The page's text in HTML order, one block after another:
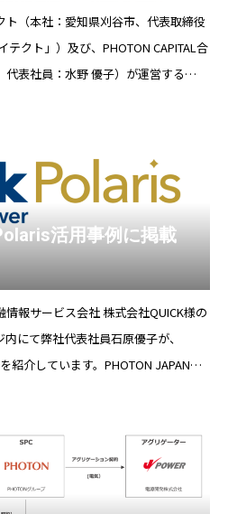
ト（本社：愛知県刈谷市、代表取締役
クト」）及び、PHOTON CAPITAL合
表社員：水野 優子）が運営する
活用事例に掲載
報サービス会社 株式会社QUICK様の
にて弊社代表社員石原優子が、
紹介しています。PHOTON JAPAN合